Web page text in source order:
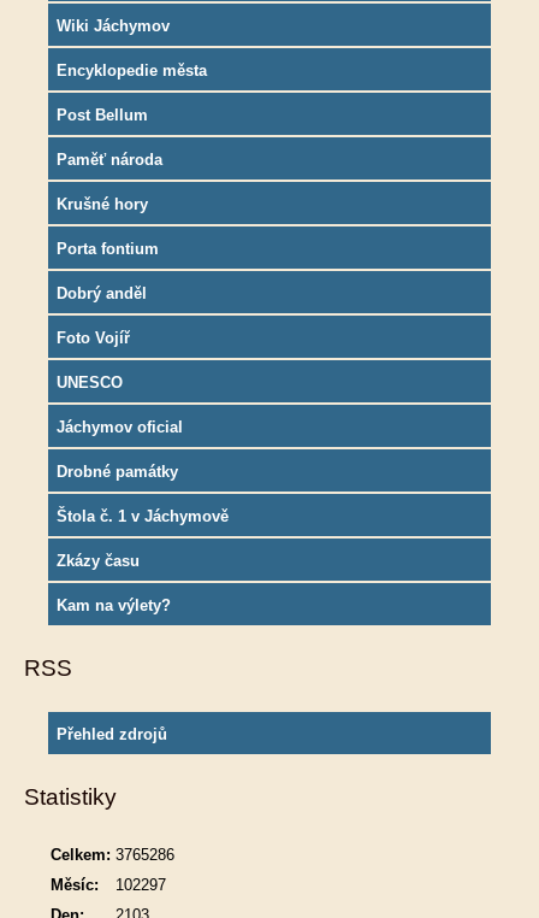
Wiki Jáchymov
Encyklopedie města
Post Bellum
Paměť národa
Krušné hory
Porta fontium
Dobrý anděl
Foto Vojíř
UNESCO
Jáchymov oficial
Drobné památky
Štola č. 1 v Jáchymově
Zkázy času
Kam na výlety?
RSS
Přehled zdrojů
Statistiky
Celkem: 3765286
Měsíc:
102297